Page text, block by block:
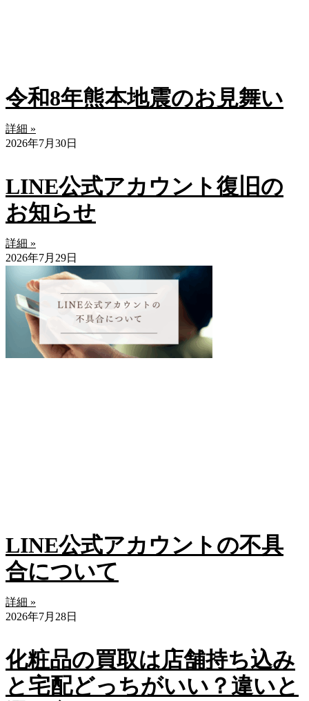
令和8年熊本地震のお見舞い
詳細 »
2026年7月30日
LINE公式アカウント復旧の
お知らせ
詳細 »
2026年7月29日
LINE公式アカウントの不具
合について
詳細 »
2026年7月28日
化粧品の買取は店舗持ち込み
と宅配どっちがいい？違いと